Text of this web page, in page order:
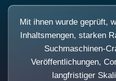
Mit ihnen wurde geprüft,
Inhaltsmengen, starken
Suchmaschinen-
Veröffentlichungen,
langfristiger